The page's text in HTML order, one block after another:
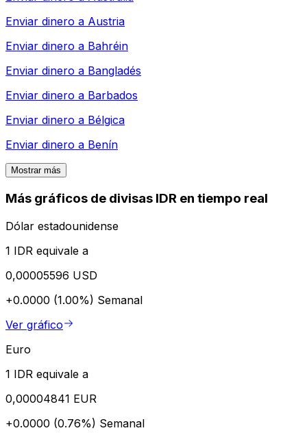
Enviar dinero a Austria
Enviar dinero a Bahréin
Enviar dinero a Bangladés
Enviar dinero a Barbados
Enviar dinero a Bélgica
Enviar dinero a Benín
Mostrar más
Más gráficos de divisas IDR en tiempo real
Dólar estadounidense
1 IDR equivale a
0,00005596 USD
+0.0000 (1.00%) Semanal
Ver gráfico
Euro
1 IDR equivale a
0,00004841 EUR
+0.0000 (0.76%) Semanal